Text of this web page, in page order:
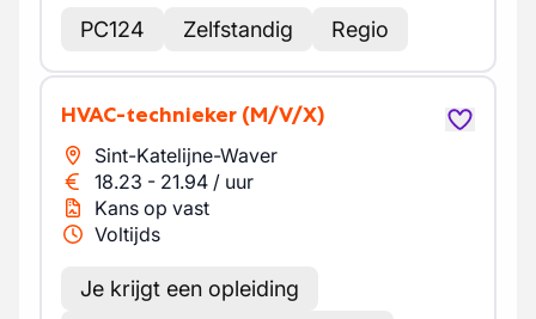
PC124 Zelfstandig Regio
HVAC-technieker (M/V/X)
Sint-Katelijne-Waver
18.23 - 21.94 / uur
Kans op vast
Voltijds
Je krijgt een opleiding